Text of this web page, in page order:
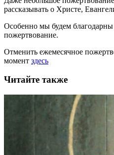
рассказывать о Христе,
Особенно мы будем благодарны
пожертвование.
Отменить ежемесячное
момент здесь
Читайте также